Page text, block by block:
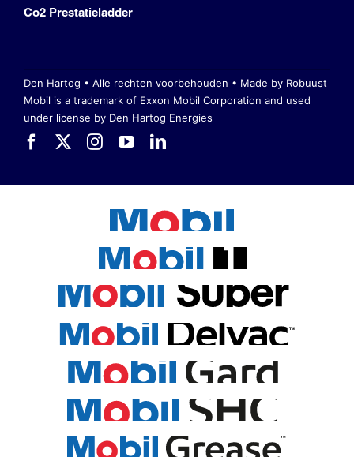
Co2 Prestatieladder
Den Hartog • Alle rechten voorbehouden • Made by Robuust
Mobil is a trademark of Exxon Mobil Corporation and used
under license by Den Hartog Energies